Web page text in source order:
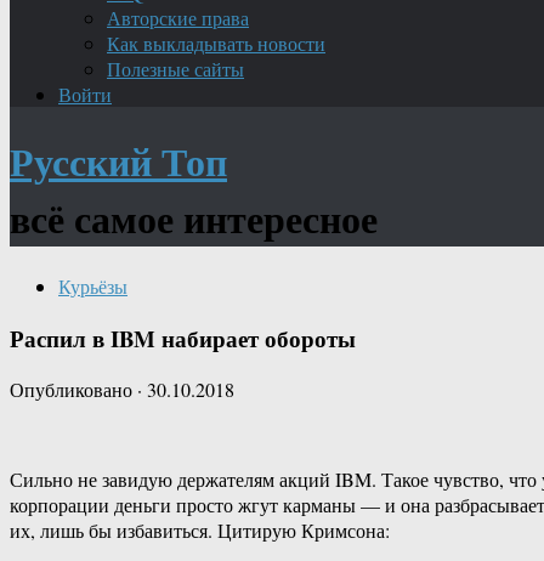
Авторские права
Как выкладывать новости
Полезные сайты
Войти
Русский Топ
всё самое интересное
Курьёзы
Распил в IBM набирает обороты
Опубликовано · 30.10.2018
Сильно не завидую держателям акций IBM. Такое чувство, что
корпорации деньги просто жгут карманы — и она разбрасывает
их, лишь бы избавиться. Цитирую Кримсона: